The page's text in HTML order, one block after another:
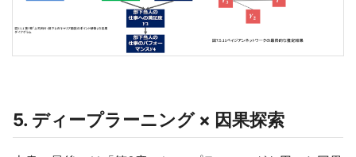
5. ディープラーニング × 因果探索